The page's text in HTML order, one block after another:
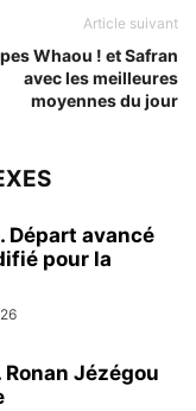
Article suivant
Whaou ! et Safran
avec les meilleures
moyennes du jour
Départ avancé
pour la
Jézégou